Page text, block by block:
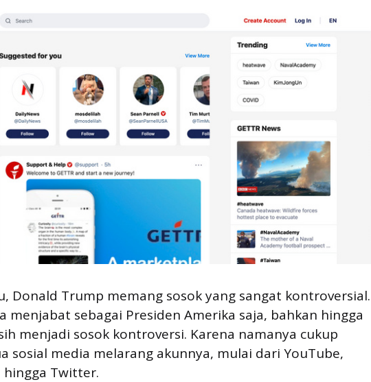
Donald Trump memang sosok yang sangat kontroversial.
menjabat sebagai Presiden Amerika saja, bahkan hingga
menjadi sosok kontroversi. Karena namanya cukup
sosial media melarang akunnya, mulai dari YouTube,
hingga Twitter.